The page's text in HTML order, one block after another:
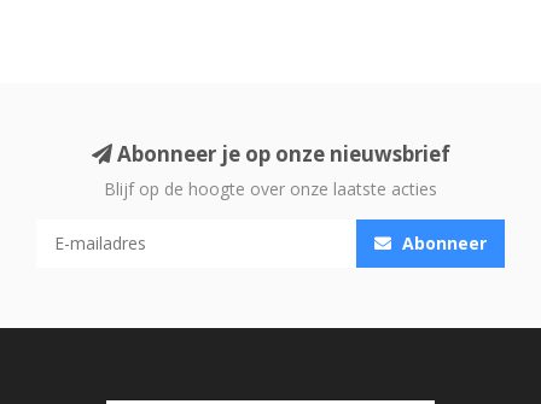
Abonneer je op onze nieuwsbrief
Blijf op de hoogte over onze laatste acties
Abonneer